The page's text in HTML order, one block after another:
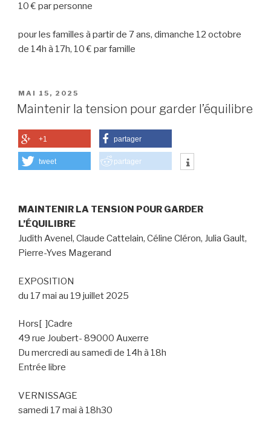
10 € par personne
pour les familles à partir de 7 ans, dimanche 12 octobre
de 14h à 17h, 10 € par famille
PUBLIÉ
LE
MAI 15, 2025
Maintenir la tension pour garder l’équilibre
+1 partager
tweet partager
MAINTENIR LA TENSION POUR GARDER
L’ÉQUILIBRE
Judith Avenel, Claude Cattelain, Céline Cléron, Julia Gault,
Pierre-Yves Magerand
EXPOSITION
du 17 mai au 19 juillet 2025
Hors[ ]Cadre
49 rue Joubert- 89000 Auxerre
Du mercredi au samedi de 14h à 18h
Entrée libre
VERNISSAGE
samedi 17 mai à 18h30